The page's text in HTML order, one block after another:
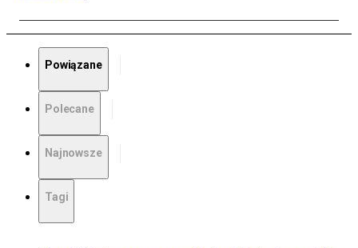
Powiązane
Polecane
Najnowsze
Tagi